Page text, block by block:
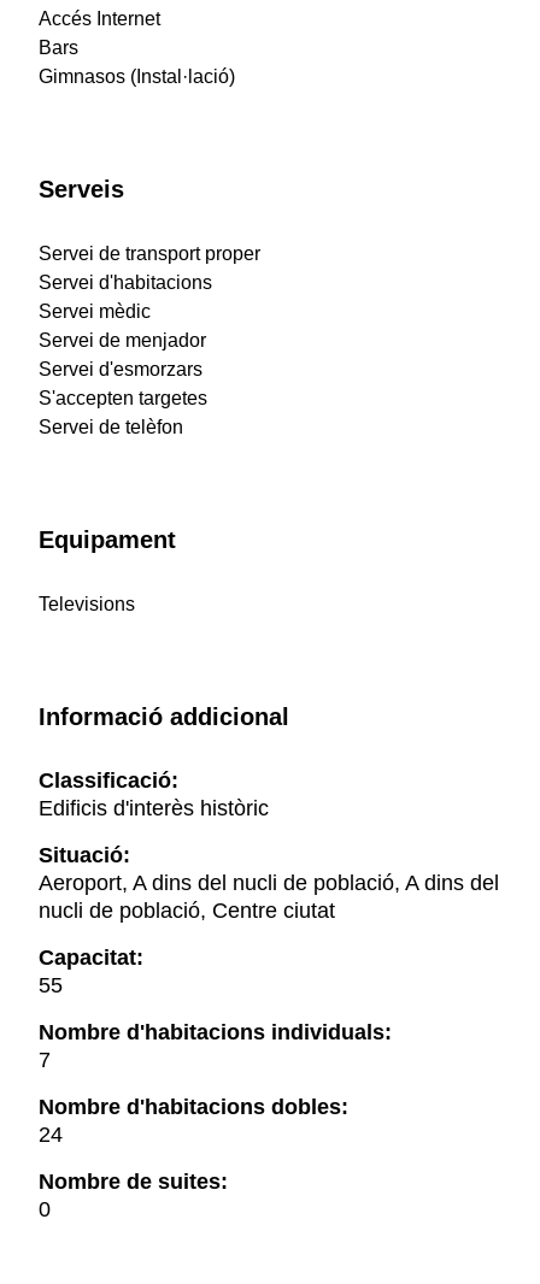
Accés Internet
Bars
Gimnasos (Instal·lació)
Serveis
Servei de transport proper
Servei d'habitacions
Servei mèdic
Servei de menjador
Servei d'esmorzars
S'accepten targetes
Servei de telèfon
Equipament
Televisions
Informació addicional
Classificació:
Edificis d'interès històric
Situació:
Aeroport, A dins del nucli de població, A dins del
nucli de població, Centre ciutat
Capacitat:
55
Nombre d'habitacions individuals:
7
Nombre d'habitacions dobles:
24
Nombre de suites:
0